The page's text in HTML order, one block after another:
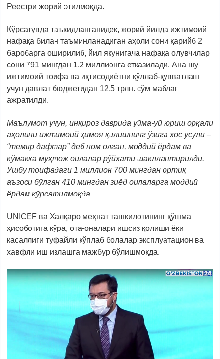
Реестри жорий этилмоқда.
Кўрсатувда таъкидланганидек, жорий йилда ижтимоий
нафақа билан таъминланадиган аҳоли сони қарийб 2
баробарга оширилиб, йил якунигача нафақа олувчилар
сони 791 мингдан 1,2 миллионга етказилади. Ана шу
ижтимоий тоифа ва иқтисодиётни қўллаб-қувватлаш
учун давлат бюджетидан 12,5 трлн. сўм маблағ
ажратилди.
Маълумот учун, инқироз даврида уйма-уй юриш орқали
аҳолини ижтимоий ҳимоя қилишнинг ўзига хос усули –
“темир дафтар” деб ном олган, моддий ёрдам ва
кўмакка муҳтож оилалар рўйхати шакллантирилди.
Ушбу тоифадаги 1 миллион 700 мингдан ортиқ
аъзоси бўлган 410 мингдан зиёд оилаларга моддий
ёрдам кўрсатилмоқда.
UNICEF ва Халқаро меҳнат ташкилотининг қўшма
ҳисоботига кўра, ота-оналари ишсиз қолиши ёки
касаллиги туфайли кўплаб болалар эксплуатацион ва
хавфли иш излашга мажбур бўлишмоқда.